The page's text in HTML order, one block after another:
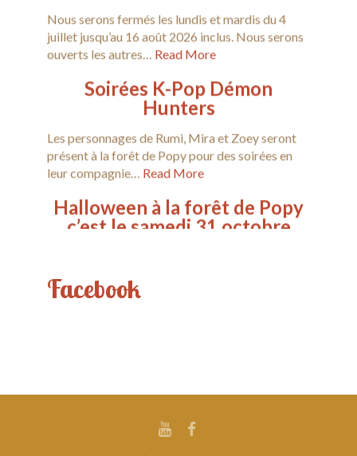
juillet jusqu’au 16 août 2026 inclus. Nous serons
ouverts les autres…Read More
Soirées K-Pop Démon
Hunters
présent à la forêt de Popy pour des soirées en
leur compagnie…Read More
Halloween à la forêt de Popy
c’est le samedi 31 octobre
2026
rencontrer nos différents Méchants de Disney à
la Forêt de Popy. Des…
de la Pat Patrouilles Dimanche 20 septembre
2026 2026 de 9h30 à 12h30 Ils …
Facebook